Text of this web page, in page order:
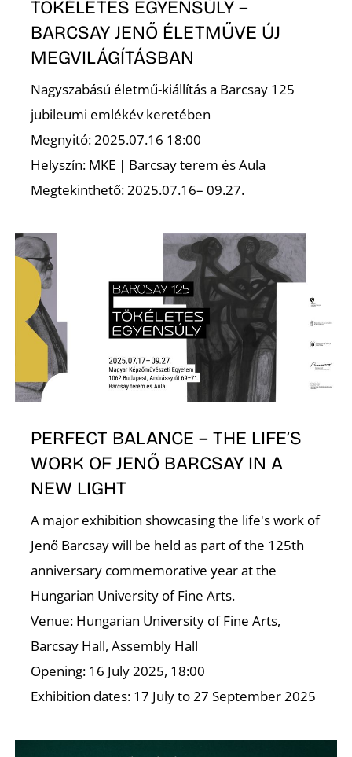
TÖKÉLETES EGYENSÚLY –
BARCSAY JENŐ ÉLETMŰVE ÚJ
MEGVILÁGÍTÁSBAN
Nagyszabású életmű-kiállítás a Barcsay 125
jubileumi emlékév keretében
Megnyitó: 2025.07.16 18:00
Helyszín: MKE | Barcsay terem és Aula
Megtekinthető: 2025.07.16– 09.27.
PERFECT BALANCE – THE LIFE’S
WORK OF JENŐ BARCSAY IN A
NEW LIGHT
A major exhibition showcasing the life's work of
Jenő Barcsay will be held as part of the 125th
anniversary commemorative year at the
Hungarian University of Fine Arts.
Venue: Hungarian University of Fine Arts,
Barcsay Hall, Assembly Hall
Opening: 16 July 2025, 18:00
Exhibition dates: 17 July to 27 September 2025